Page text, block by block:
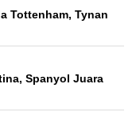
Tottenham, Tynan
Spanyol Juara